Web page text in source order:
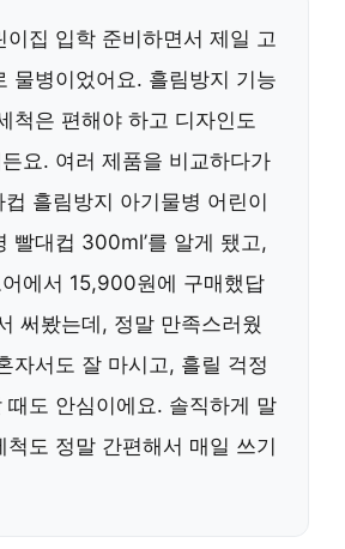
이집 입학 준비하면서 제일 고
물병이었어요. 흘림방지 기능
척은 편해야 하고 디자인도
요. 여러 제품을 비교하다가
컵 흘림방지 아기물병 어린이
빨대컵 300ml’를 알게 됐고,
에서 15,900원에 구매했답
써봤는데, 정말 만족스러웠
자서도 잘 마시고, 흘릴 걱정
때도 안심이에요. 솔직하게 말
척도 정말 간편해서 매일 쓰기